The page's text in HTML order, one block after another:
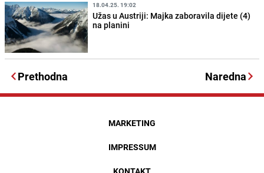
18.04.25. 19:02
Užas u Austriji: Majka zaboravila dijete (4)
na planini
Prethodna Naredna
MARKETING
IMPRESSUM